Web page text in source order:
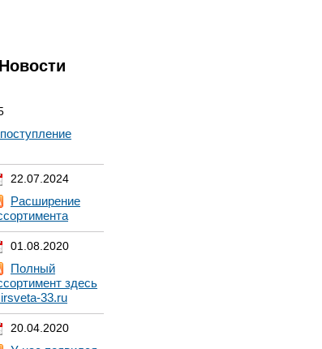
Новости
22.07.2024
Расширение
01.08.2020
Полный
здесь
33.ru
20.04.2020